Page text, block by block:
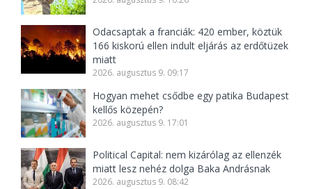
Odacsaptak a franciák: 420 ember, köztük
166 kiskorú ellen indult eljárás az erdőtüzek
miatt
2026. augusztus 9. 09:17
Hogyan mehet csődbe egy patika Budapest
kellős közepén?
2026. augusztus 9. 17:01
Political Capital: nem kizárólag az ellenzék
miatt lesz nehéz dolga Baka Andrásnak
2026. augusztus 9. 08:42